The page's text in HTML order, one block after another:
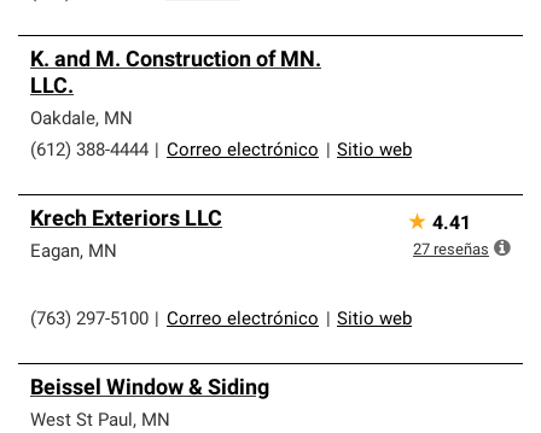
K. and M. Construction of MN.
LLC.
Oakdale, MN
(612) 388-4444
Correo electrónico Sitio web
Krech Exteriors LLC
Eagan, MN
(763) 297-5100 Correo electrónico Sitio web
★ 4.41
27 reseñas
Beissel Window & Siding
West St Paul, MN